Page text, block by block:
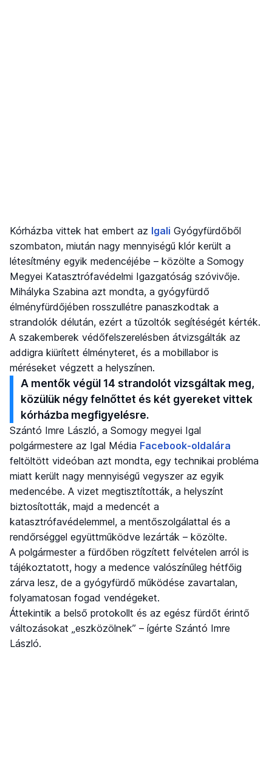
Kórházba vittek hat embert az Igali Gyógyfürdőből
szombaton, miután nagy mennyiségű klór került a
létesítmény egyik medencéjébe – közölte a Somogy
Megyei Katasztrófavédelmi Igazgatóság szóvivője.
Mihályka Szabina azt mondta, a gyógyfürdő
élményfürdőjében rosszullétre panaszkodtak a
strandolók délután, ezért a tűzoltók segítéségét kérték.
A szakemberek védőfelszerelésben átvizsgálták az
addigra kiürített élményteret, és a mobillabor is
méréseket végzett a helyszínen.
A mentők végül 14 strandolót vizsgáltak meg,
közülük négy felnőttet és két gyereket vittek
kórházba megfigyelésre.
Szántó Imre László, a Somogy megyei Igal
polgármestere az Igal Média Facebook-oldalára
feltöltött videóban azt mondta, egy technikai probléma
miatt került nagy mennyiségű vegyszer az egyik
medencébe. A vizet megtisztították, a helyszínt
biztosították, majd a medencét a
katasztrófavédelemmel, a mentőszolgálattal és a
rendőrséggel együttműködve lezárták – közölte.
A polgármester a fürdőben rögzített felvételen arról is
tájékoztatott, hogy a medence valószínűleg hétfőig
zárva lesz, de a gyógyfürdő működése zavartalan,
folyamatosan fogad vendégeket.
Áttekintik a belső protokollt és az egész fürdőt érintő
változásokat „eszközölnek” – ígérte Szántó Imre
László.